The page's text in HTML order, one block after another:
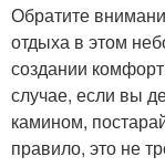
Обратите
отдыха в этом
создании
случае, если вы
камином,
правило, это не